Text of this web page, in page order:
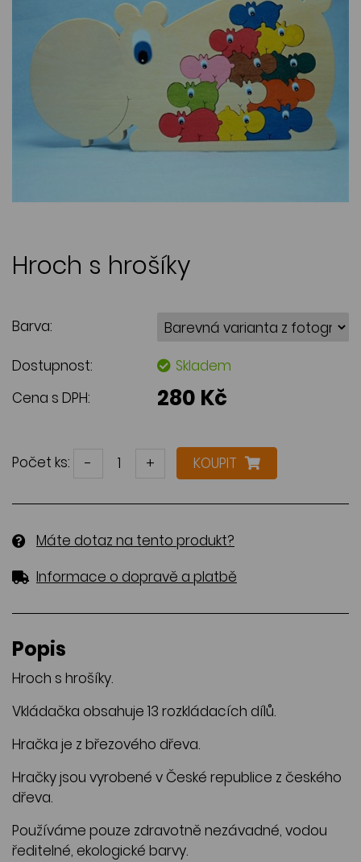
Hroch s hrošíky
Barva:
Dostupnost:
Skladem
Cena s DPH:
280 Kč
Počet ks: - + KOUPIT
Máte dotaz na tento produkt?
Informace o dopravě a platbě
Popis
Hroch s hrošíky.
Vkládačka obsahuje 13 rozkládacích dílů.
Hračka je z březového dřeva.
Hračky jsou vyrobené v České republice z českého
dřeva.
Používáme pouze zdravotně nezávadné, vodou
ředitelné, ekologické barvy.